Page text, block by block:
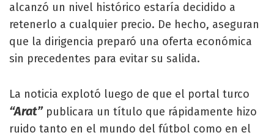
alcanzó un nivel histórico estaría decidido a
retenerlo a cualquier precio. De hecho, aseguran
que la dirigencia preparó una oferta económica
sin precedentes para evitar su salida.
La noticia explotó luego de que el portal turco
“Arat”publicara un título que rápidamente hizo
ruido tanto en el mundo del fútbol como en el